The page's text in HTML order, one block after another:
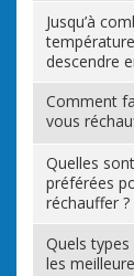
Jusqu’à
descendre
Comment
vous
Quelles
préférées
réchauffer ?
Quels
les